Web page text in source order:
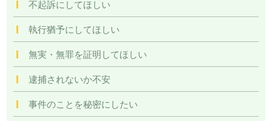
不起訴にしてほしい
執行猶予にしてほしい
無実・無罪を証明してほしい
逮捕されないか不安
事件のことを秘密にしたい